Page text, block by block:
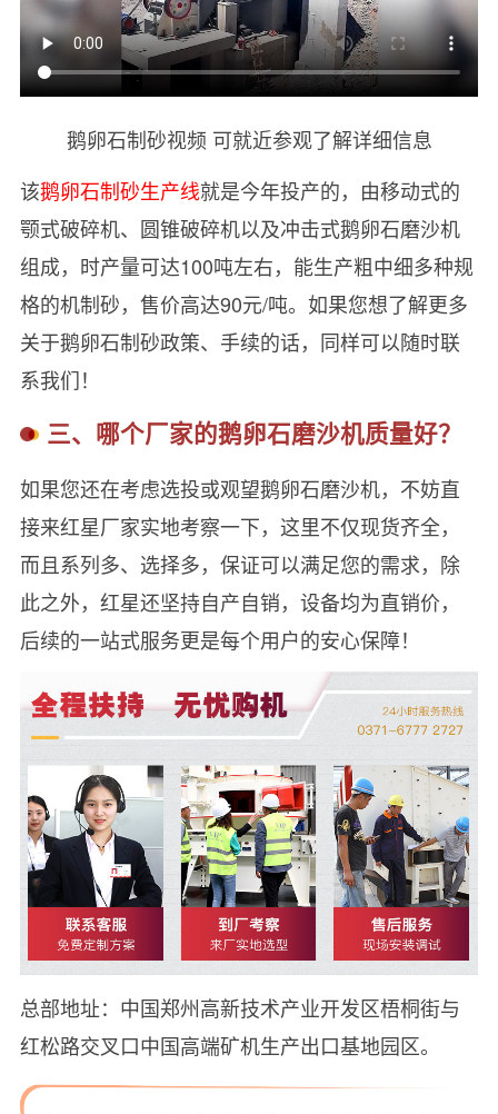
鹅卵石制砂视频 可就近参观了解详细信息
该鹅卵石制砂生产线就是今年投产的，由移动式的
颚式破碎机、圆锥破碎机以及冲击式鹅卵石磨沙机
组成，时产量可达100吨左右，能生产粗中细多种规
格的机制砂，售价高达90元/吨。如果您想了解更多
关于鹅卵石制砂政策、手续的话，同样可以随时联
系我们！
三、哪个厂家的鹅卵石磨沙机质量好？
如果您还在考虑选投或观望鹅卵石磨沙机，不妨直
接来红星厂家实地考察一下，这里不仅现货齐全，
而且系列多、选择多，保证可以满足您的需求，除
此之外，红星还坚持自产自销，设备均为直销价，
后续的一站式服务更是每个用户的安心保障！
总部地址：中国郑州高新技术产业开发区梧桐街与
红松路交叉口中国高端矿机生产出口基地园区。